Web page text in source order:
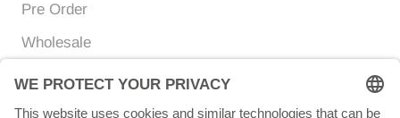
Pre Order
Wholesale